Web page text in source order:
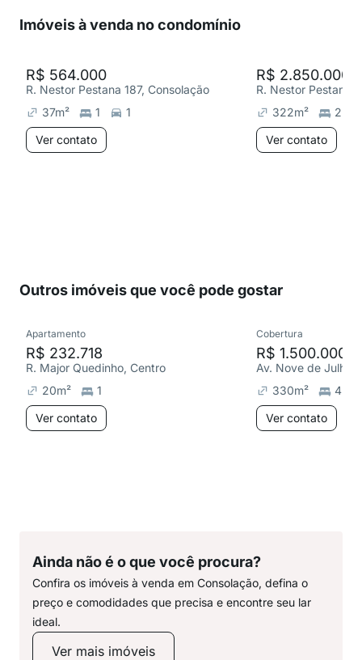
Imóveis à venda no condomínio
R$ 564.000
R. Nestor Pestana 187, Consolação
37m² 1
1
Ver contato
R$ 2.850.000
R. Nestor Pestana
322m²
2
Ver contato
Outros imóveis que você pode gostar
Apartamento
R$ 232.718
R. Major Quedinho, Centro
20m²
1
Ver contato
Cobertura
R$ 1.500.000
Av. Nove de Julho,
330m²
4
Ver contato
Ainda não é o que você procura?
Confira os imóveis à venda em Consolação, defina o
preço e comodidades que precisa e encontre seu lar
ideal.
Ver mais imóveis